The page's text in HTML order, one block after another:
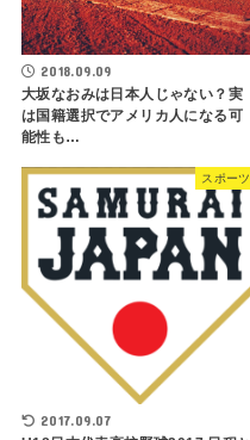
2018.09.09
大坂なおみは日本人じゃない？実
は国籍選択でアメリカ人になる可
能性も…
スポーツ
2017.09.07